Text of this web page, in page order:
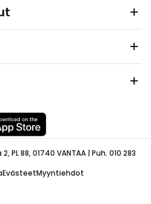
PL 88, 01740 VANTAA | Puh. 010 283
EvästeetMyyntiehdot